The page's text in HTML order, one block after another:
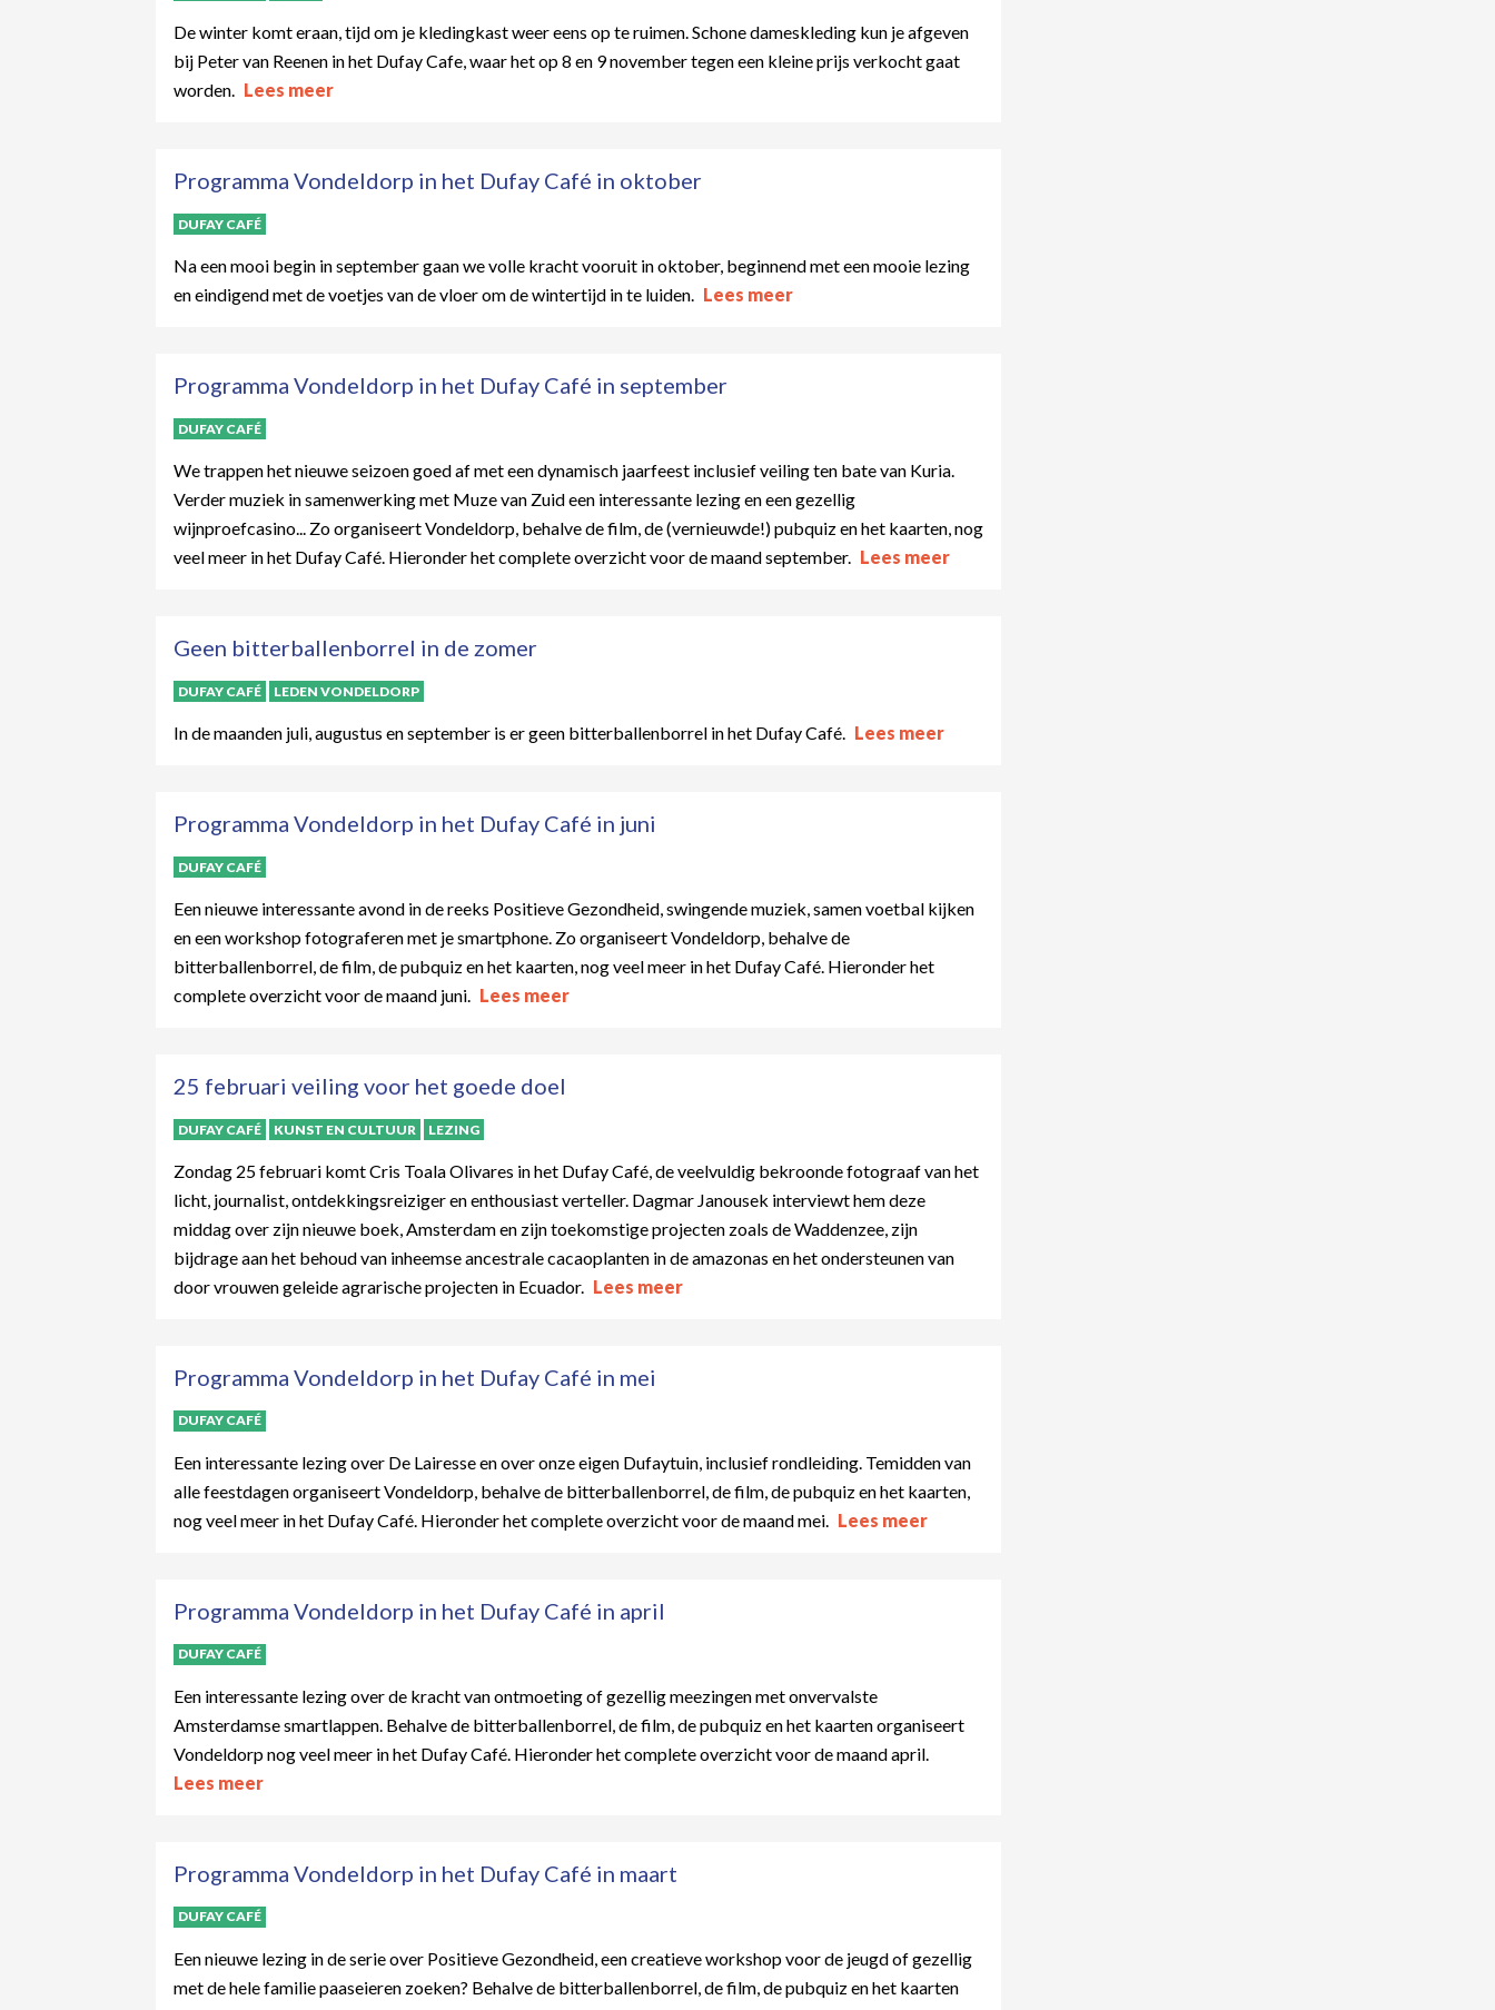
De winter komt eraan, tijd om je kledingkast weer eens op te ruimen. Schone dameskleding kun je afgeven
bij Peter van Reenen in het Dufay Cafe, waar het op 8 en 9 november tegen een kleine prijs verkocht gaat
worden. Lees meer
Programma Vondeldorp in het Dufay Café in oktober
DUFAY CAFÉ
Na een mooi begin in september gaan we volle kracht vooruit in oktober, beginnend met een mooie lezing
en eindigend met de voetjes van de vloer om de wintertijd in te luiden. Lees meer
Programma Vondeldorp in het Dufay Café in september
DUFAY CAFÉ
We trappen het nieuwe seizoen goed af met een dynamisch jaarfeest inclusief veiling ten bate van Kuria.
Verder muziek in samenwerking met Muze van Zuid een interessante lezing en een gezellig
wijnproefcasino... Zo organiseert Vondeldorp, behalve de film, de (vernieuwde!) pubquiz en het kaarten, nog
veel meer in het Dufay Café. Hieronder het complete overzicht voor de maand september. Lees meer
Geen bitterballenborrel in de zomer
DUFAY CAFÉ LEDEN VONDELDORP
In de maanden juli, augustus en september is er geen bitterballenborrel in het Dufay Café. Lees meer
Programma Vondeldorp in het Dufay Café in juni
DUFAY CAFÉ
Een nieuwe interessante avond in de reeks Positieve Gezondheid, swingende muziek, samen voetbal kijken
en een workshop fotograferen met je smartphone. Zo organiseert Vondeldorp, behalve de
bitterballenborrel, de film, de pubquiz en het kaarten, nog veel meer in het Dufay Café. Hieronder het
complete overzicht voor de maand juni. Lees meer
25 februari veiling voor het goede doel
DUFAY CAFÉ KUNST EN CULTUUR LEZING
Zondag 25 februari komt Cris Toala Olivares in het Dufay Café, de veelvuldig bekroonde fotograaf van het
licht, journalist, ontdekkingsreiziger en enthousiast verteller. Dagmar Janousek interviewt hem deze
middag over zijn nieuwe boek, Amsterdam en zijn toekomstige projecten zoals de Waddenzee, zijn
bijdrage aan het behoud van inheemse ancestrale cacaoplanten in de amazonas en het ondersteunen van
door vrouwen geleide agrarische projecten in Ecuador. Lees meer
Programma Vondeldorp in het Dufay Café in mei
DUFAY CAFÉ
Een interessante lezing over De Lairesse en over onze eigen Dufaytuin, inclusief rondleiding. Temidden van
alle feestdagen organiseert Vondeldorp, behalve de bitterballenborrel, de film, de pubquiz en het kaarten,
nog veel meer in het Dufay Café. Hieronder het complete overzicht voor de maand mei. Lees meer
Programma Vondeldorp in het Dufay Café in april
DUFAY CAFÉ
Een interessante lezing over de kracht van ontmoeting of gezellig meezingen met onvervalste
Amsterdamse smartlappen. Behalve de bitterballenborrel, de film, de pubquiz en het kaarten organiseert
Vondeldorp nog veel meer in het Dufay Café. Hieronder het complete overzicht voor de maand april.
Lees meer
Programma Vondeldorp in het Dufay Café in maart
DUFAY CAFÉ
Een nieuwe lezing in de serie over Positieve Gezondheid, een creatieve workshop voor de jeugd of gezellig
met de hele familie paaseieren zoeken? Behalve de bitterballenborrel, de film, de pubquiz en het kaarten